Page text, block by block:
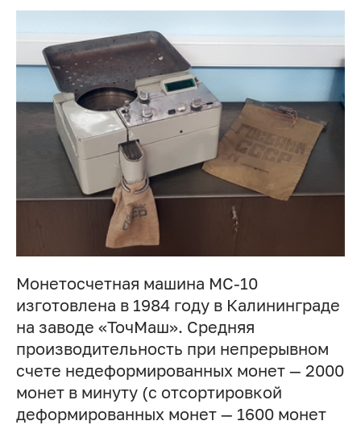
Монетосчетная машина МС-10
изготовлена в 1984 году в Калининграде
на заводе «ТочМаш». Средняя
производительность при непрерывном
счете недеформированных монет — 2000
монет в минуту (с отсортировкой
деформированных монет — 1600 монет